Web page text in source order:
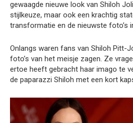
gewaagde nieuwe look van Shiloh
stijlkeuze, maar ook een krachtig
transformatie en de nieuwste foto’s
Onlangs waren fans van Shiloh Pitt-
foto’s van het meisje zagen. Ze
ertoe heeft gebracht haar imago te
de paparazzi Shiloh met een kort